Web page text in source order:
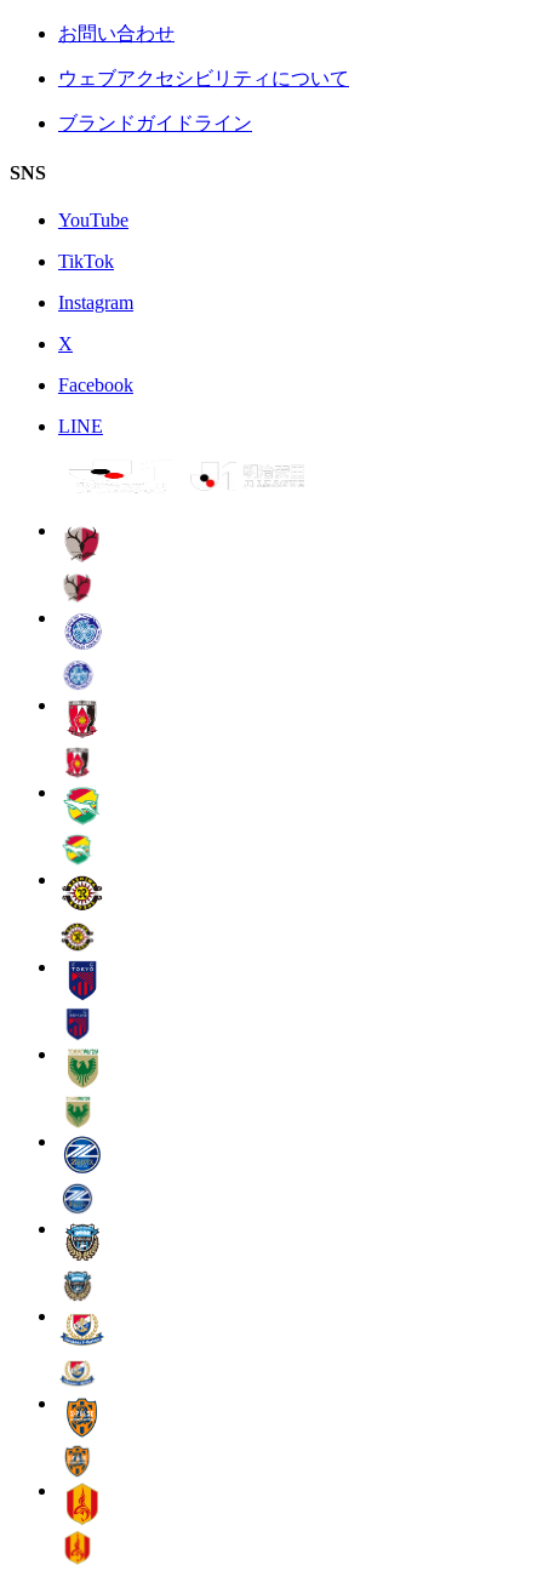
お問い合わせ
ウェブアクセシビリティについて
ブランドガイドライン
SNS
YouTube
TikTok
Instagram
X
Facebook
LINE